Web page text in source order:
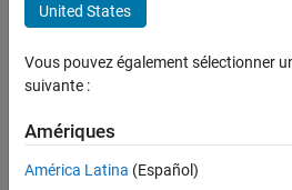
United States
Vous pouvez également sélectionner
suivante :
Amériques
América Latina (Español)